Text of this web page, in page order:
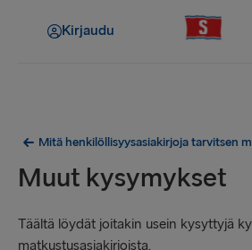
Kirjaudu
Mitä henkilöllisyysasiakirjoja tarvitsen
Muut kysymykset
Täältä löydät joitakin usein kysyttyjä
matkustusasiakirjoista.